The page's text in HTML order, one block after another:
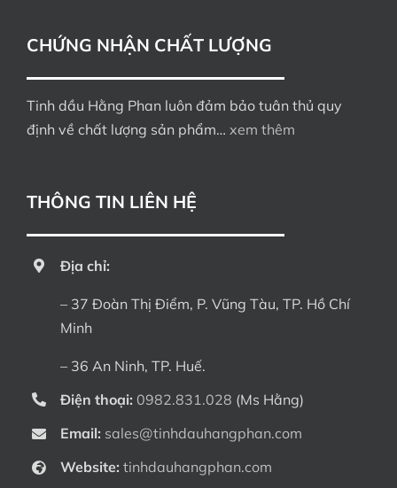
THÔNG TIN LIÊN HỆ
Địa chỉ:
– 37 Đoàn Thị Điểm, P. Vũng Tàu, TP. Hồ Chí
Minh
– 36 An Ninh, TP. Huế.
Điện thoại: 0982.831.028 (Ms Hằng)
Email: sales@tinhdauhangphan.com
Website: tinhdauhangphan.com
CHỨNG NHẬN CHẤT LƯỢNG
Tinh dầu Hằng Phan luôn đảm bảo tuân thủ quy
định về chất lượng sản phẩm… xem thêm